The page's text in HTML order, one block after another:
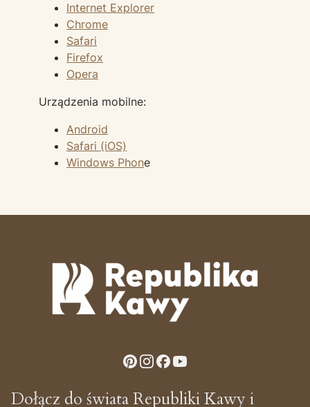
Internet Explorer
Chrome
Safari
Firefox
Opera
Urządzenia mobilne:
Android
Safari (iOS)
Windows Phone
Dołącz do świata Republiki Kawy i